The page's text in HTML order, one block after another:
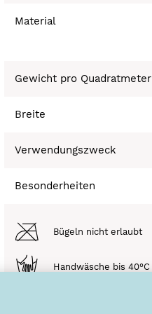
Material
Gewicht pro Quadratmeter
Breite
Verwendungszweck
Besonderheiten
Bügeln nicht erlaubt
Handwäsche bis 40°C